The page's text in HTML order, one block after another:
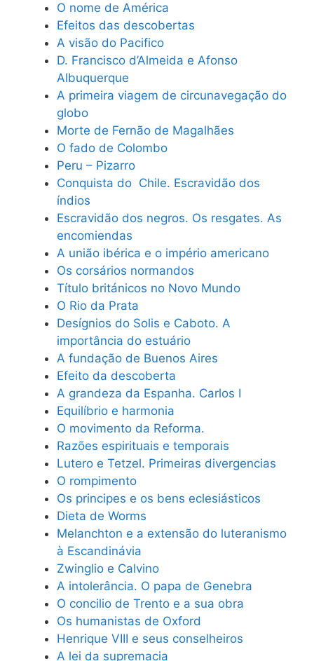
O nome de América
Efeitos das descobertas
A visão do Pacifico
D. Francisco d’Almeida e Afonso
Albuquerque
A primeira viagem de circunavegação do
globo
Morte de Fernão de Magalhães
O fado de Colombo
Peru – Pizarro
Conquista do Chile. Escravidão dos
índios
Escravidão dos negros. Os resgates. As
encomiendas
A união ibérica e o império americano
Os corsários normandos
Título británicos no Novo Mundo
O Rio da Prata
Desígnios do Solis e Caboto. A
importância do estuário
A fundação de Buenos Aires
Efeito da descoberta
A grandeza da Espanha. Carlos I
Equilíbrio e harmonia
O movimento da Reforma.
Razões espirituais e temporais
Lutero e Tetzel. Primeiras divergencias
O rompimento
Os principes e os bens eclesiásticos
Dieta de Worms
Melanchton e a extensão do luteranismo
à Escandinávia
Zwinglio e Calvino
A intolerância. O papa de Genebra
O concilio de Trento e a sua obra
Os humanistas de Oxford
Henrique VIII e seus conselheiros
A lei da supremacia